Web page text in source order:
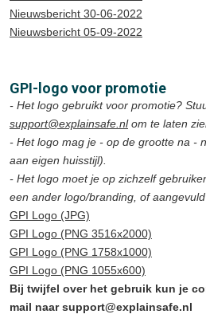
Nieuwsbericht 30-06-2022
Nieuwsbericht 05-09-2022
GPI-logo voor promotie
- Het logo gebruikt voor promotie?
support@explainsafe.nlom te laten
- Het logo mag je - op de grootte na -
aan eigen huisstijl).
- Het logo moet je op zichzelf
een ander logo/branding, of
GPI Logo (JPG)
GPI Logo (PNG 3516x2000)
GPI Logo (PNG 1758x1000)
GPI Logo (PNG 1055x600)
Bij twijfel over het gebruik kun je
mail naar support@explainsafe.nl